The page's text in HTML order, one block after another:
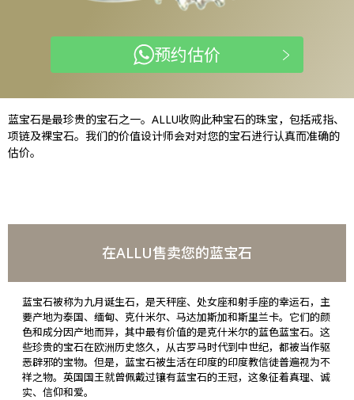
预约估价
蓝宝石是最珍贵的宝石之一。ALLU收购此种宝石的珠宝，包括戒指、
项链及裸宝石。我们的价值设计师会对对您的宝石进行认真而准确的
估价。
在ALLU售卖您的蓝宝石
蓝宝石被称为九月诞生石，是天秤座、处女座和射手座的幸运石，主
要产地为泰国、缅甸、克什米尔、马达加斯加和斯里兰卡。它们的颜
色和成分因产地而异，其中最有价值的是克什米尔的蓝色蓝宝石。这
些珍贵的宝石在欧洲历史悠久，从古罗马时代到中世纪，都被当作驱
恶辟邪的宝物。但是，蓝宝石被生活在印度的印度教信徒普遍视为不
祥之物。英国国王就曾佩戴过镶有蓝宝石的王冠，这象征着真理、诚
实、信仰和爱。